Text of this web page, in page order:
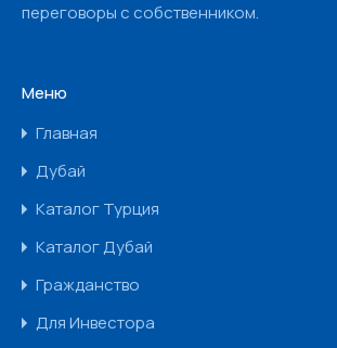
переговоры с собственником.
Меню
Главная
Дубай
Каталог Турция
Каталог Дубай
Гражданство
Для Инвестора